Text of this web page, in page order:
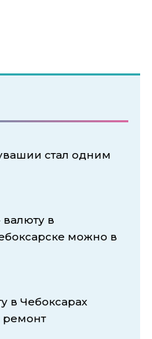
стал одним
в
можно в
в Чебоксарах
ремонт